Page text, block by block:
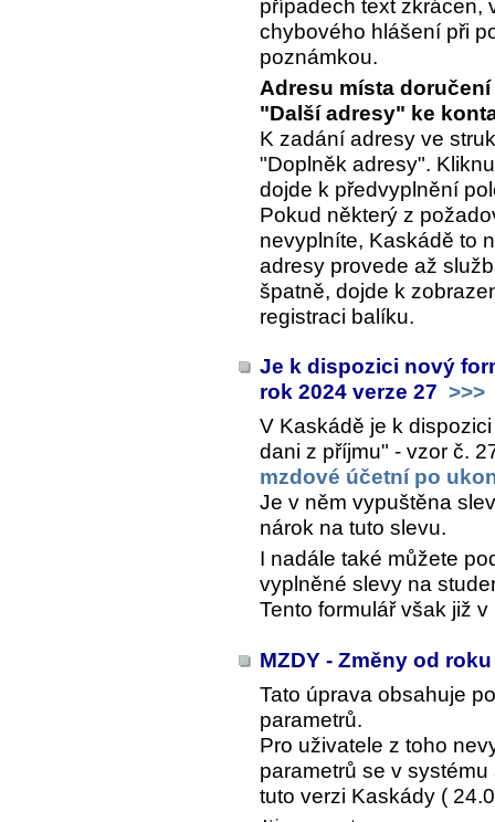
případech text zkrácen,
chybového hlášení při
poznámkou.
Adresu místa
"Další adresy" ke
K zadání adresy ve
"Doplněk adresy".
dojde k předvyplnění
Pokud některý z
nevyplníte, Kaskádě to
adresy provede až
špatně, dojde k
registraci balíku.
Je k dispozici nový
rok 2024 verze 27 >>>
V Kaskádě je k
dani z příjmu" - vzor č.
mzdové účetní po
Je v něm vypuštěna
nárok na tuto slevu.
I nadále také můžete
vyplněné slevy na
Tento formulář však již
MZDY - Změny od
Tato úprava obsahuje
parametrů.
Pro uživatele z toho
parametrů se v
tuto verzi Kaskády (